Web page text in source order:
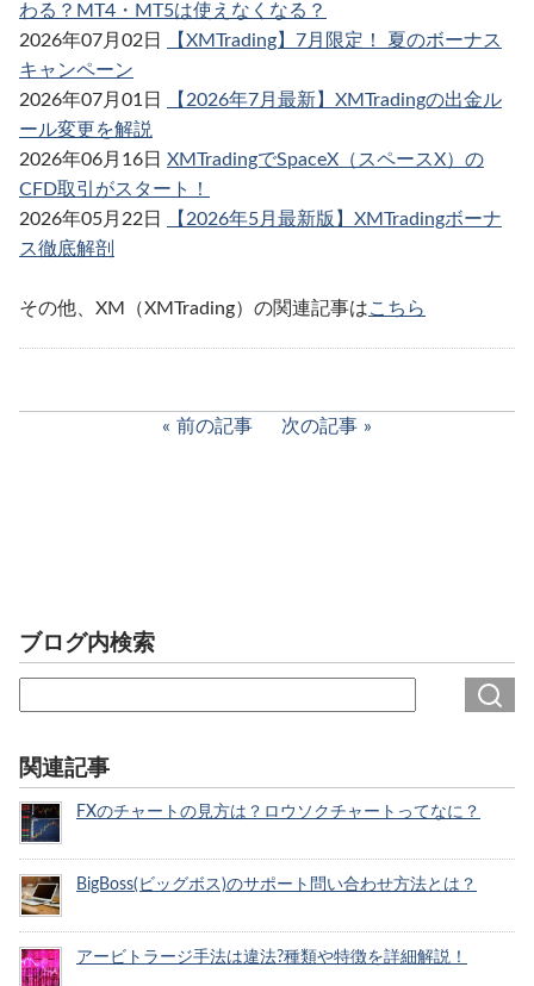
わる？MT4・MT5は使えなくなる？
2026年07月02日
【XMTrading】7月限定！ 夏のボーナス
キャンペーン
2026年07月01日
【2026年7月最新】XMTradingの出金ル
ール変更を解説
2026年06月16日 XMTradingでSpaceX（スペースX）の
CFD取引がスタート！
2026年05月22日
【2026年5月最新版】XMTradingボーナ
ス徹底解剖
その他、XM（XMTrading）の関連記事はこちら
前の記事 次の記事
ブログ内検索
関連記事
FXのチャートの見方は？ロウソクチャートってなに？
BigBoss(ビッグボス)のサポート問い合わせ方法とは？
アービトラージ手法は違法?種類や特徴を詳細解説！